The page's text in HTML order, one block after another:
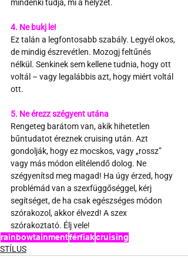
mindenki tudja, mi a helyzet.
4. Ne bukj le!
Ez talán a legfontosabb szabály. Legyél okos,
de mindig észrevétlen. Mozogj feltűnés
nélkül. Senkinek sem kellene tudnia, hogy ott
voltál – vagy legalábbis azt, hogy miért voltál
ott.
5. Ne érezz szégyent utána
Rengeteg barátom van, akik hihetetlen
bűntudatot éreznek cruising után. Azt
gondolják, hogy ez mocskos, vagy „rossz”
vagy más módon elítélendő dolog. Ne
szégyenítsd meg magad! Ha úgy érzed, hogy
problémád van a szexfüggőséggel, kérj
segítséget, de ha csak egészséges módon
szórakozol, akkor élvezd! A szex
szórakoztató. Élj vele!
rainbowtainmentférfiakcruising
STÍLUS